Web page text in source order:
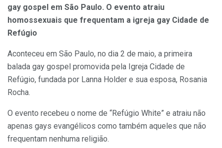
gay gospel em São Paulo. O evento atraiu
homossexuais que frequentam a igreja gay Cidade de
Refúgio
Aconteceu em São Paulo, no dia 2 de maio, a primeira
balada gay gospel promovida pela Igreja Cidade de
Refúgio, fundada por Lanna Holder e sua esposa, Rosania
Rocha.
O evento recebeu o nome de “Refúgio White” e atraiu não
apenas gays evangélicos como também aqueles que não
frequentam nenhuma religião.